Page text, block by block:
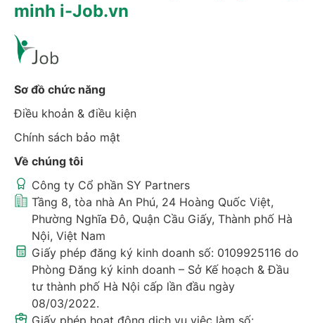
minh i-Job.vn
Về chúng tôi
Công ty Cổ phần SY Partners
Tầng 8, tòa nhà An Phú, 24 Hoàng Quốc Việt,
Phường Nghĩa Đô, Quận Cầu Giấy, Thành phố Hà
Nội, Việt Nam
Giấy phép đăng ký kinh doanh số: 0109925116 do
Phòng Đăng ký kinh doanh – Sở Kế hoạch & Đầu
tư thành phố Hà Nội cấp lần đầu ngày
08/03/2022.
Sơ đồ chức năng
Điều khoản & điều kiện
Chính sách bảo mật